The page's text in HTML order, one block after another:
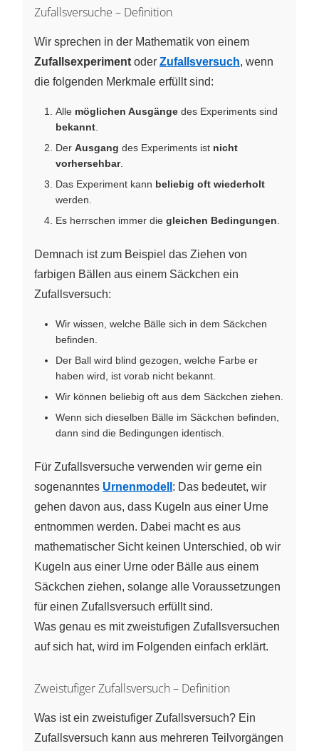
Zufallsversuche – Definition
Wir sprechen in der Mathematik von einem
Zufallsexperiment oder Zufallsversuch, wenn
die folgenden Merkmale erfüllt sind:
Alle möglichen Ausgänge des Experiments sind
bekannt
Der Ausgang des Experiments ist nicht
vorhersehbar.
Das Experiment kann beliebig oft wiederholt
werden.
Es herrschen immer die gleichen Bedingungen
Demnach ist zum Beispiel das Ziehen von
farbigen Bällen aus einem Säckchen ein
Zufallsversuch:
Wir wissen, welche Bälle sich in dem Säckchen
befinden.
Der Ball wird blind gezogen, welche Farbe er
haben wird, ist vorab nicht bekannt.
Wir können beliebig oft aus dem Säckchen ziehen.
Wenn sich dieselben Bälle im Säckchen befinden,
dann sind die Bedingungen identisch.
Für Zufallsversuche verwenden wir gerne ein
sogenanntes Urnenmodell : Das bedeutet, wir
gehen davon aus, dass Kugeln aus einer Urne
entnommen werden. Dabei macht es aus
mathematischer Sicht keinen Unterschied, ob wir
Kugeln aus einer Urne oder Bälle aus einem
Säckchen ziehen, solange alle Voraussetzungen
für einen Zufallsversuch erfüllt sind.
Was genau es mit zweistufigen Zufallsversuchen
auf sich hat, wird im Folgenden einfach erklärt.
Zweistufiger Zufallsversuch – Definition
Was ist ein zweistufiger Zufallsversuch? Ein
Zufallsversuch kann aus mehreren Teilvorgängen